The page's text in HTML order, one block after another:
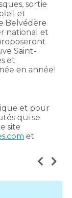
sortie
et
Belvédère
national et
Saint-
et
en année!
et pour
qui se
site
et